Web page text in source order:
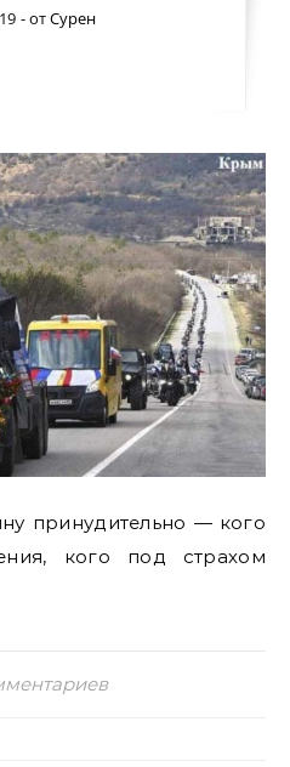
- отСурен
принудительно — кого
кого под страхом